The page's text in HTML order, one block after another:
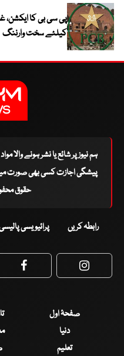
پی سی بی کا ایکشن،
کیلئے سخت وارننگ
ہم نیوز پر شائع یا نشر ہونے والا
پیشگی اجازت کسی بھی صورت میں
حقوق
رابطہ کریں پرائیویسی
Facebook
صفحۂ اول
دنیا
تعلیم